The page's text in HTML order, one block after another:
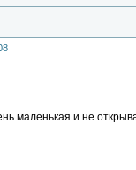
маленькая и не